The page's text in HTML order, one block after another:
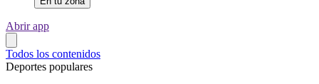
Abrir app
Todos los contenidos
Deportes populares